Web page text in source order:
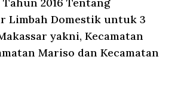
Limbah Domestik untuk 3
yakni, Kecamatan
Mariso dan Kecamatan